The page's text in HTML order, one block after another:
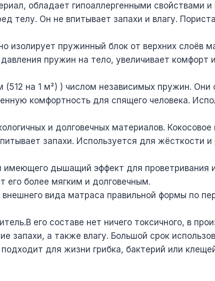
обладает гипоаллергенными свойствами
телу. Он не впитывает запахи и влагу.
изолирует пружинный блок от верхних слоёв
пружин на тело, увеличивает комфорт
(512 на 1 м²) ) числом независимых пружин.
комфортность для спящего человека.
и долговечных материалов.
запахи. Используется для жёсткости
имеющего дышащий эффект для проветривания
его более мягким и долговечным.
вида матраса правильной формы по
его составе нет ничего токсичного, в
запахи, а также влагу. Большой срок
для жизни грибка, бактерий или